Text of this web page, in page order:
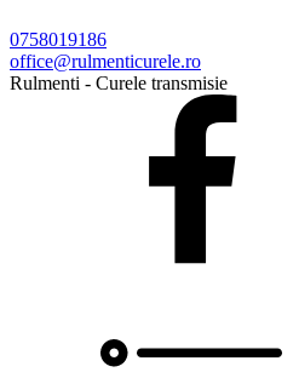
0758019186
office@rulmenticurele.ro
Rulmenti - Curele transmisie